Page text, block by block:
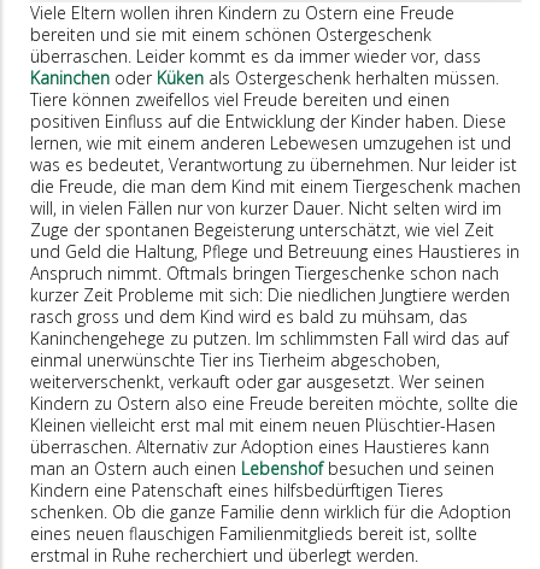
Viele Eltern wollen ihren Kindern zu Ostern eine Freude
bereiten und sie mit einem schönen Ostergeschenk
überraschen. Leider kommt es da immer wieder vor, dass
Kaninchen oder Küken als Ostergeschenk herhalten müssen.
Tiere können zweifellos viel Freude bereiten und einen
positiven Einfluss auf die Entwicklung der Kinder haben. Diese
lernen, wie mit einem anderen Lebewesen umzugehen ist und
was es bedeutet, Verantwortung zu übernehmen. Nur leider ist
die Freude, die man dem Kind mit einem Tiergeschenk machen
will, in vielen Fällen nur von kurzer Dauer. Nicht selten wird im
Zuge der spontanen Begeisterung unterschätzt, wie viel Zeit
und Geld die Haltung, Pflege und Betreuung eines Haustieres in
Anspruch nimmt. Oftmals bringen Tiergeschenke schon nach
kurzer Zeit Probleme mit sich: Die niedlichen Jungtiere werden
rasch gross und dem Kind wird es bald zu mühsam, das
Kaninchengehege zu putzen. Im schlimmsten Fall wird das auf
einmal unerwünschte Tier ins Tierheim abgeschoben,
weiterverschenkt, verkauft oder gar ausgesetzt. Wer seinen
Kindern zu Ostern also eine Freude bereiten möchte, sollte die
Kleinen vielleicht erst mal mit einem neuen Plüschtier-Hasen
überraschen. Alternativ zur Adoption eines Haustieres kann
man an Ostern auch einen Lebenshofbesuchen und seinen
Kindern eine Patenschaft eines hilfsbedürftigen Tieres
schenken. Ob die ganze Familie denn wirklich für die Adoption
eines neuen flauschigen Familienmitglieds bereit ist, sollte
erstmal in Ruhe recherchiert und überlegt werden.